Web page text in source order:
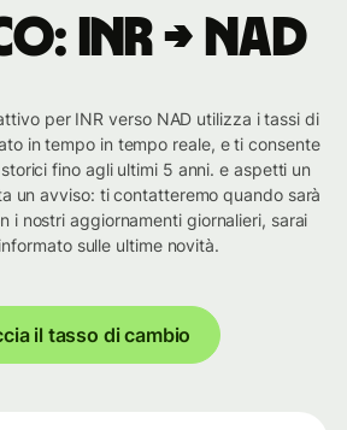
INR → NAD
per INR verso NAD utilizza i tassi di
in tempo in tempo reale, e ti consente
fino agli ultimi 5 anni. e aspetti un
un avviso: ti contatteremo quando sarà
i nostri aggiornamenti giornalieri, sarai
sulle ultime novità.
il tasso di cambio